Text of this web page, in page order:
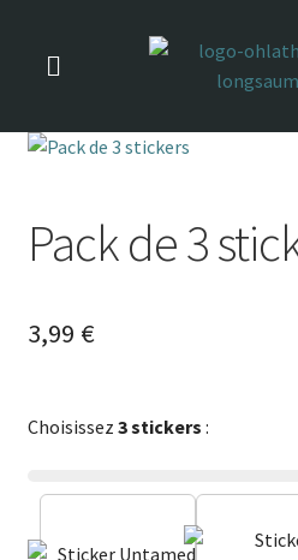
Pack de 3
3,99 €
Choisissez 3 stickers :
04/06 inclus !